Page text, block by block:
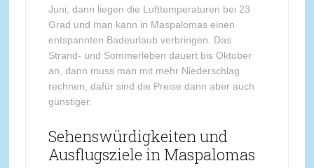
Juni, dann liegen die Lufttemperaturen bei 23
Grad und man kann in Maspalomas einen
entspannten Badeurlaub verbringen. Das
Strand- und Sommerleben dauert bis Oktober
an, dann muss man mit mehr Niederschlag
rechnen, dafür sind die Preise dann aber auch
günstiger.
Sehenswürdigkeiten und
Ausflugsziele in Maspalomas